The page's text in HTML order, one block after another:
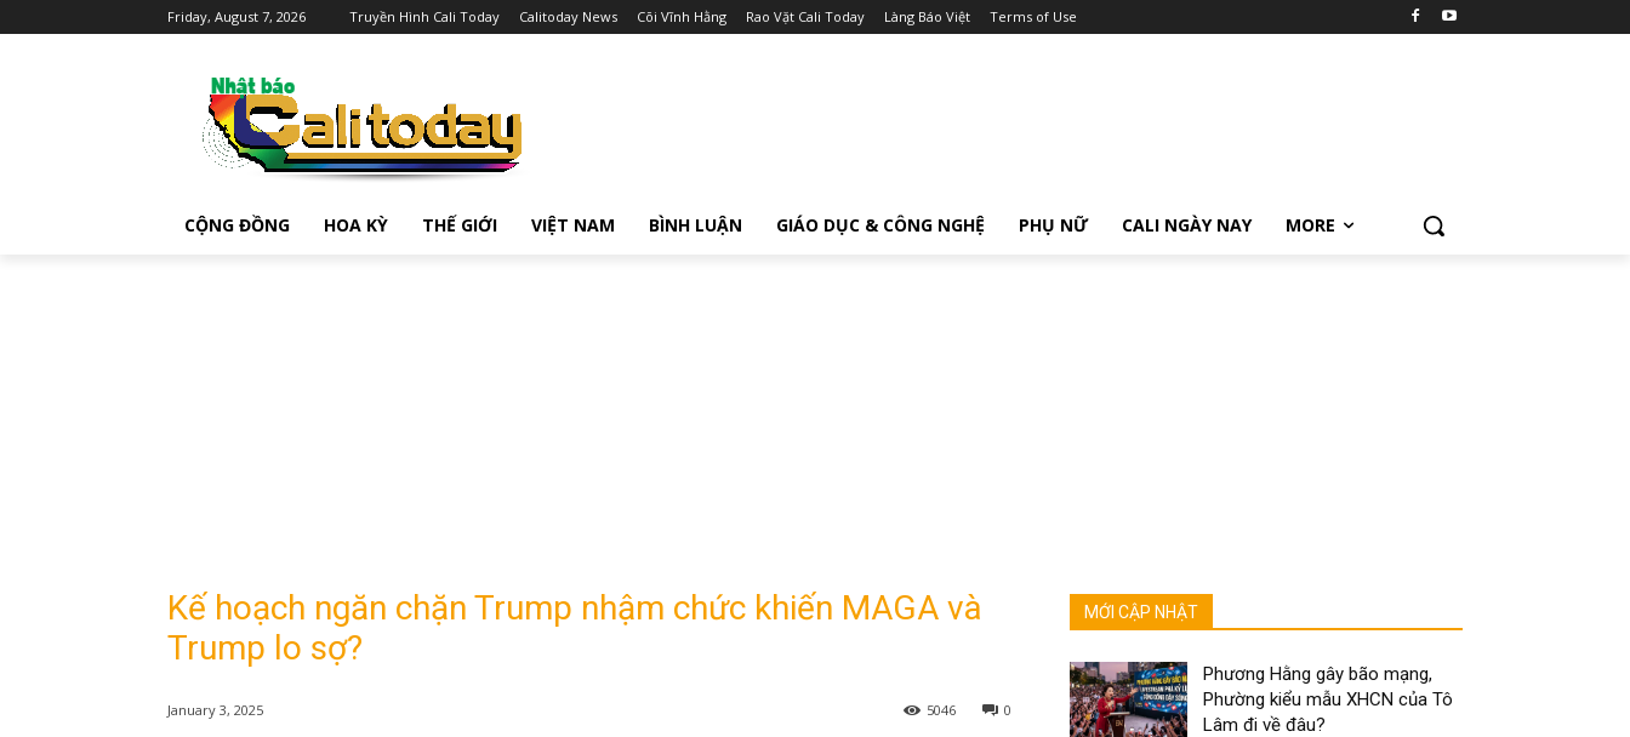
Friday, August 7, 2026 Truyền Hình Cali Today Calitoday News Cõi Vĩnh Hằng Rao Vặt Cali Today Làng Báo Việt Terms of Use
CỘNG ĐỒNG HOA KỲ THẾ GIỚI VIỆT NAM BÌNH LUẬN GIÁO DỤC & CÔNG NGHỆ PHỤ NỮ CALI NGÀY NAY MORE
Kế hoạch ngăn chặn Trump nhậm chức khiến MAGA và
Trump lo sợ?
January 3, 2025 0
5046
MỚI CẬP NHẬT
Phương Hằng gây bão mạng,
Phường kiểu mẫu XHCN của Tô
Lâm đi về đâu?